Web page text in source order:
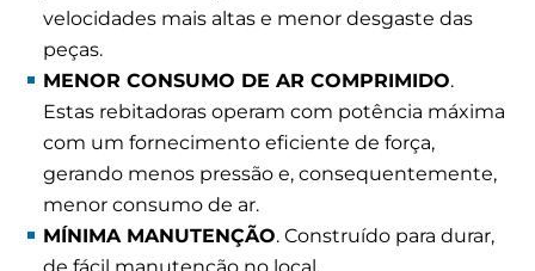
velocidades mais altas e menor desgaste das
peças.
MENOR CONSUMO DE AR ​​COMPRIMIDO.
Estas rebitadoras operam com potência máxima
com um fornecimento eficiente de força,
gerando menos pressão e, consequentemente,
menor consumo de ar.
MÍNIMA MANUTENÇÃO. Construído para durar,
de fácil manutenção no local.